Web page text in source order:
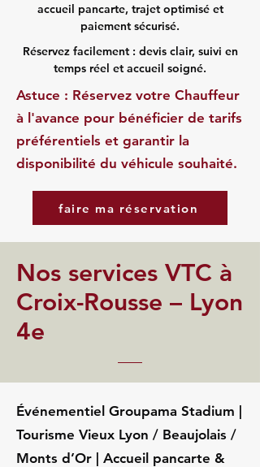
accueil pancarte, trajet optimisé et
paiement sécurisé.
Réservez facilement : devis clair, suivi en
temps réel et accueil soigné.
Astuce : Réservez votre Chauffeur
à l'avance pour bénéficier de tarifs
préférentiels et garantir la
disponibilité du véhicule souhaité.
faire ma réservation
Nos services VTC à
Croix-Rousse – Lyon
4e
Événementiel Groupama Stadium |
Tourisme Vieux Lyon / Beaujolais /
Monts d’Or | Accueil pancarte &